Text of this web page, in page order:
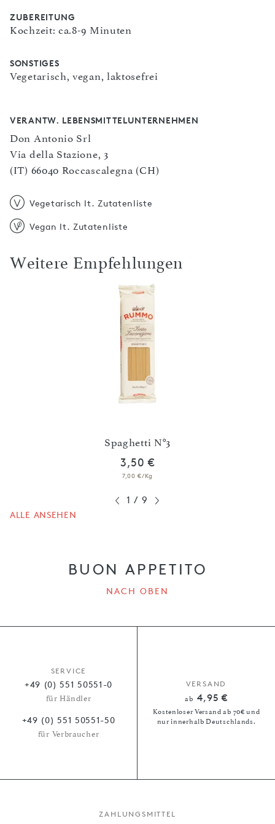
ZUBEREITUNG
Kochzeit: ca.8-9 Minuten
SONSTIGES
Vegetarisch, vegan, laktosefrei
VERANTW. LEBENSMITTELUNTERNEHMEN
Don Antonio Srl
Via della Stazione, 3
(IT) 66040 Roccascalegna (CH)
Vegetarisch lt. Zutatenliste
Vegan lt. Zutatenliste
Weitere Empfehlungen
Spaghetti N°3
3,50 €
7,00 €/Kg
1 / 9
ALLE ANSEHEN
BUON APPETITO
NACH OBEN
SERVICE
+49 (0) 551 50551-0
für Händler
+49 (0) 551 50551-50
für Verbraucher
VERSAND
ab 4,95 €
Kostenloser Versand ab 70€ und
nur innerhalb Deutschlands.
ZAHLUNGSMITTEL